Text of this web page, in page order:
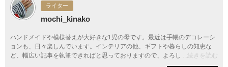
ライター
mochi_kinako
...続きを読む
ハンドメイドや模様替えが大好きな1児の母です。最近は手帳のデコレーシ
ョンも、日々楽しんでいます。インテリアの他、ギフトや暮らしの知恵な
ど、幅広い記事を執筆できればと思っておりますので、よろしくお願いいた